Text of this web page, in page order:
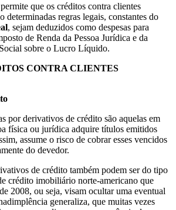
que os créditos contra clientes
determinadas regras legais, constantes do
, sejam deduzidos como despesas para
de Renda da Pessoa Jurídica e da
sobre o Lucro Líquido.
CONTRA CLIENTES
por derivativos de crédito são aquelas em
física ou jurídica adquire títulos emitidos
assume o risco de cobrar esses vencidos
do devedor.
de crédito também podem ser do tipo
crédito imobiliário norte-americano que
2008, ou seja, visam ocultar uma eventual
generaliza, que muitas vezes